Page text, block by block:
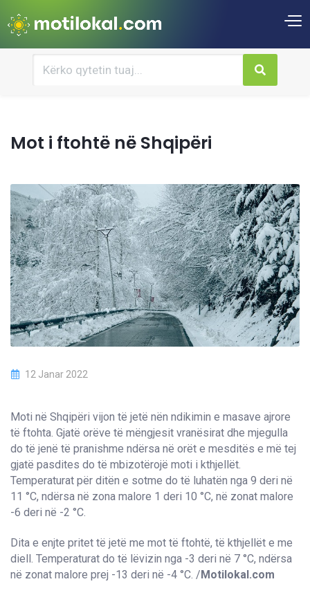
Mot i ftohtë në Shqipëri
12 Janar 2022
Moti në Shqipëri vijon të jetë nën ndikimin e masave ajrore
të ftohta. Gjatë orëve të mëngjesit vranësirat dhe mjegulla
do të jenë të pranishme ndërsa në orët e mesditës e më tej
gjatë pasdites do të mbizotërojë moti i kthjellët.
Temperaturat për ditën e sotme do të luhatën nga 9 deri në
11 °C, ndërsa në zona malore 1 deri 10 °C, në zonat malore
-6 deri në -2 °C.
Dita e enjte pritet të jetë me mot të ftohtë, të kthjellët e me
diell. Temperaturat do të lëvizin nga -3 deri në 7 °C, ndërsa
në zonat malore prej -13 deri në -4 °C. / Motilokal.com